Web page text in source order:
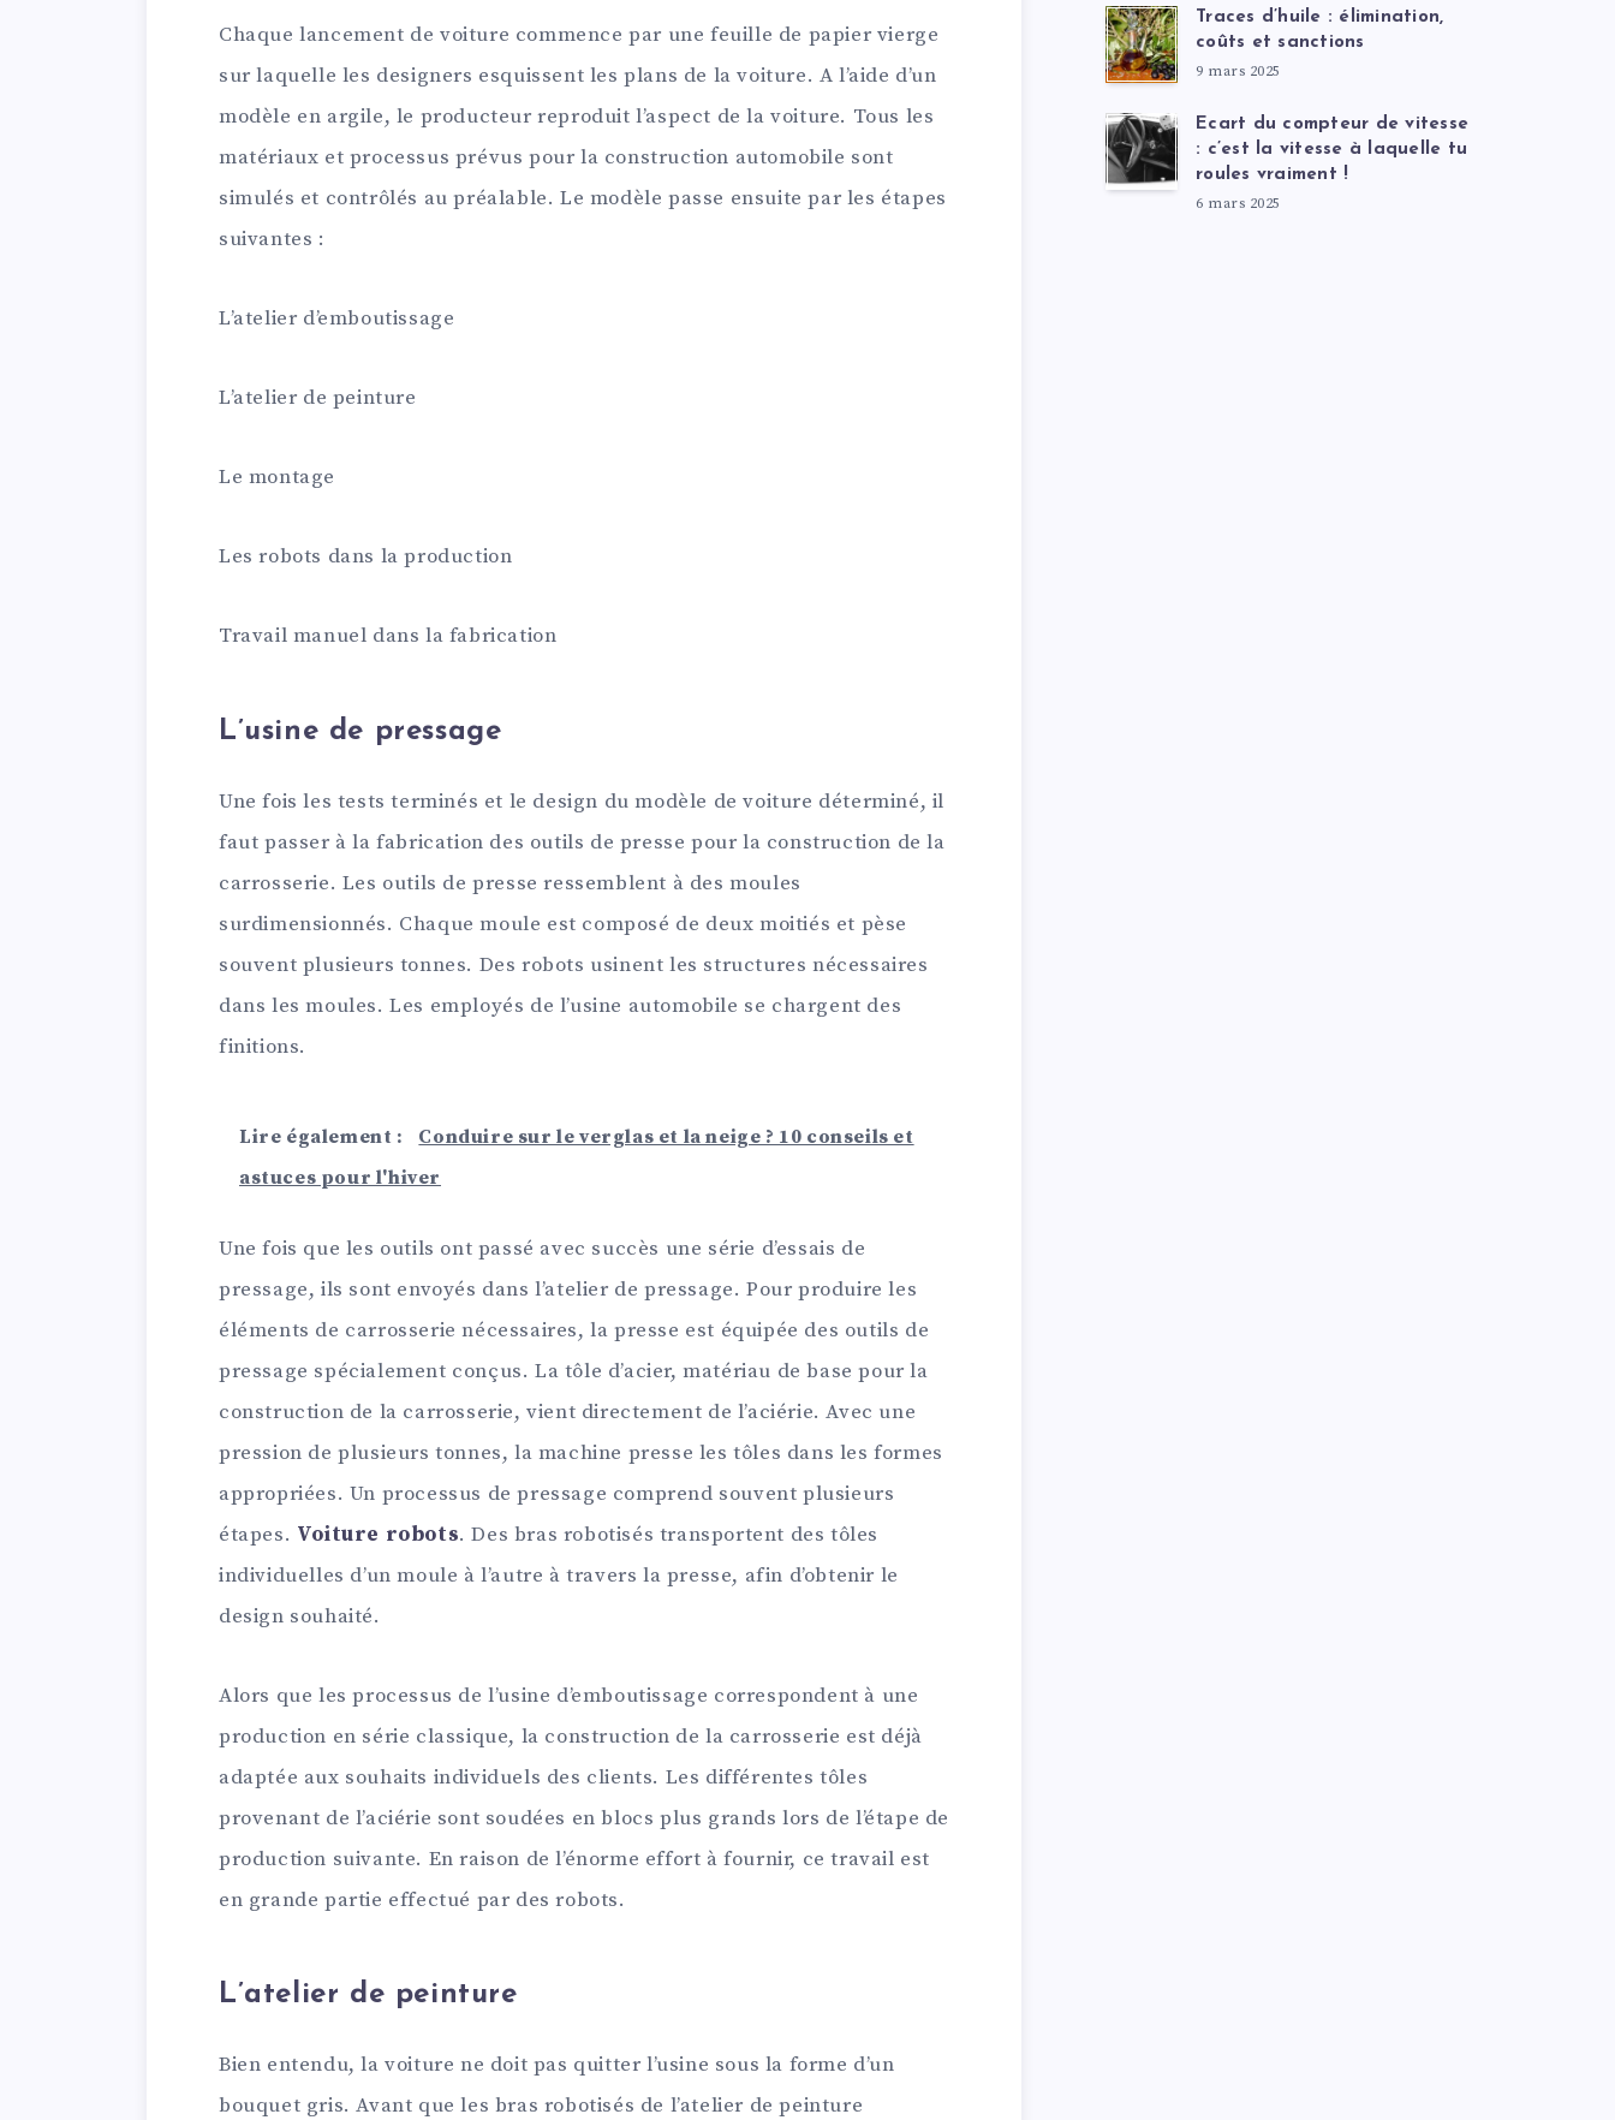
Chaque lancement de voiture commence par une feuille de papier vierge
sur laquelle les designers esquissent les plans de la voiture. A l’aide d’un
modèle en argile, le producteur reproduit l’aspect de la voiture. Tous les
matériaux et processus prévus pour la construction automobile sont
simulés et contrôlés au préalable. Le modèle passe ensuite par les étapes
suivantes :
L’atelier d’emboutissage
L’atelier de peinture
Le montage
Les robots dans la production
Travail manuel dans la fabrication
L’usine de pressage
Une fois les tests terminés et le design du modèle de voiture déterminé, il
faut passer à la fabrication des outils de presse pour la construction de la
carrosserie. Les outils de presse ressemblent à des moules
surdimensionnés. Chaque moule est composé de deux moitiés et pèse
souvent plusieurs tonnes. Des robots usinent les structures nécessaires
dans les moules. Les employés de l’usine automobile se chargent des
finitions.
Lire également :
Conduire sur le verglas et la neige ? 10 conseils et
astuces pour l'hiver
Une fois que les outils ont passé avec succès une série d’essais de
pressage, ils sont envoyés dans l’atelier de pressage. Pour produire les
éléments de carrosserie nécessaires, la presse est équipée des outils de
pressage spécialement conçus. La tôle d’acier, matériau de base pour la
construction de la carrosserie, vient directement de l’aciérie. Avec une
pression de plusieurs tonnes, la machine presse les tôles dans les formes
appropriées. Un processus de pressage comprend souvent plusieurs
étapes. Voiture robots. Des bras robotisés transportent des tôles
individuelles d’un moule à l’autre à travers la presse, afin d’obtenir le
design souhaité.
Alors que les processus de l’usine d’emboutissage correspondent à une
production en série classique, la construction de la carrosserie est déjà
adaptée aux souhaits individuels des clients. Les différentes tôles
provenant de l’aciérie sont soudées en blocs plus grands lors de l’étape de
production suivante. En raison de l’énorme effort à fournir, ce travail est
en grande partie effectué par des robots.
L’atelier de peinture
Bien entendu, la voiture ne doit pas quitter l’usine sous la forme d’un
bouquet gris. Avant que les bras robotisés de l’atelier de peinture
Traces d’huile : élimination,
coûts et sanctions
9 mars 2025
Ecart du compteur de vitesse
: c’est la vitesse à laquelle tu
roules vraiment !
6 mars 2025